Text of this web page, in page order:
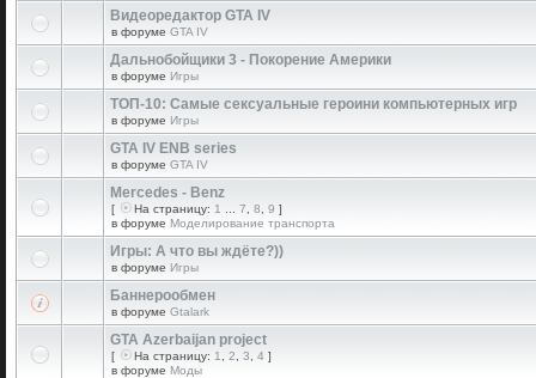
Видеоредактор GTA IV
в форуме GTA IV
Дальнобойщики 3 - Покорение Америки
в форуме Игры
ТОП-10: Самые сексуальные героини компьютерных игр
в форуме Игры
GTA IV ENB series
в форуме GTA IV
Mercedes - Benz
[ На страницу: 1 7 8 9 ]
в форуме Моделирование транспорта
Игры: А что вы ждёте?))
в форуме Игры
Баннерообмен
в форуме Gtalark
GTA Azerbaijan project
[ На страницу: 1 2 3 4 ]
в форуме Моды